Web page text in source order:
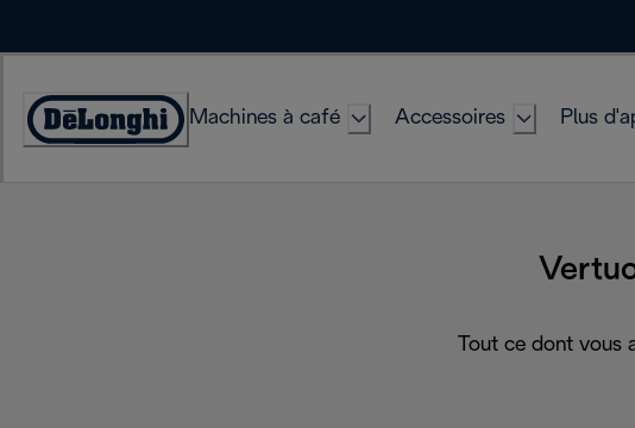
Déclaration
Machines à café Accessoires Plus
Tout ce dont